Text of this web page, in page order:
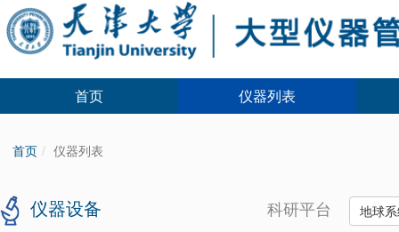
首页 仪器列表
首页 仪器列表
仪器设备 科研平台 地球